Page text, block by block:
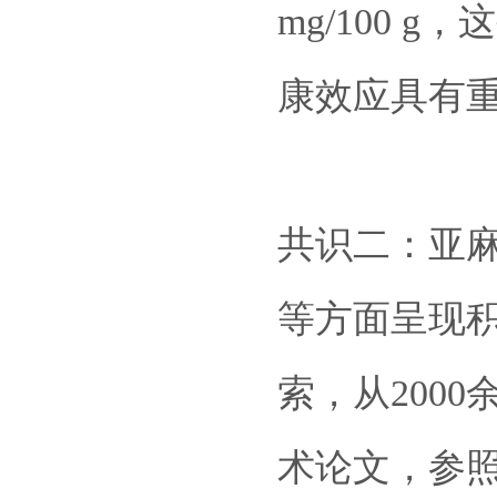
mg/100 g，
康效应具有
共识二：亚
等方面呈现
索，从2000
术论文，参